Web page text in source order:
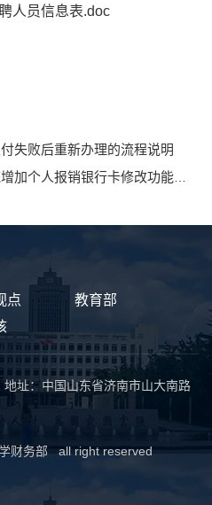
人员信息表.doc
失败后重新办理的流程说明
点
教育部
址：中国山东省济南市山大南路
财务部 all right reserved